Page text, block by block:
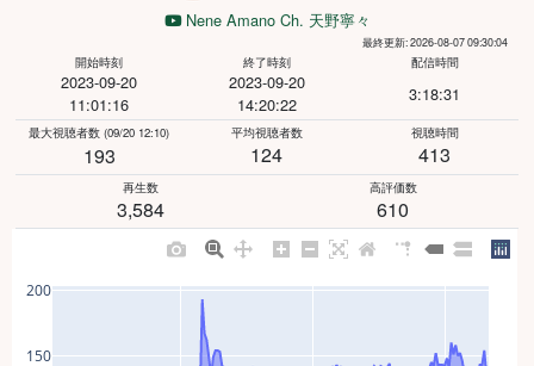
Nene Amano Ch. 天野寧々
最終更新: 2026-08-07 09:30:04
開始時刻
2023-09-20
11:01:16
終了時刻
2023-09-20
14:20:22
配信時間
3:18:31
最大視聴者数 (09/20 12:10)
193
平均視聴者数
124
視聴時間
413
再生数
3,584
高評価数
610
150
200